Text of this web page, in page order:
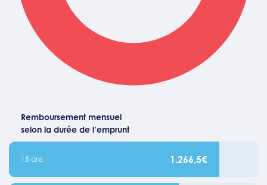
Remboursement mensuel
selon la durée de l’emprunt
15 ans 1.266,5€